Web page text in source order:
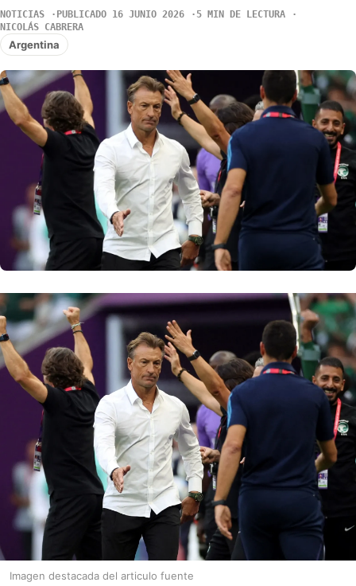
NOTICIAS PUBLICADO 16 JUNIO 2026
5 MIN DE LECTURA
NICOLÁS CABRERA
Argentina
Imagen destacada del articulo fuente